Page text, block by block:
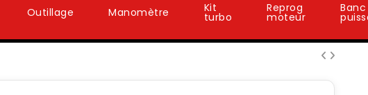
Outillage Manomètre Kit
turbo
Reprog
moteur